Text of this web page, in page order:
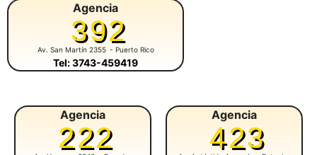
Agencia
392
Av. San Martín 2355 - Puerto Rico
Tel: 3743-459419
Agencia
222
Agencia
423